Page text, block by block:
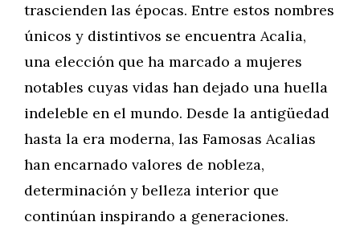
trascienden las épocas. Entre estos nombres
únicos y distintivos se encuentra Acalia,
una elección que ha marcado a mujeres
notables cuyas vidas han dejado una huella
indeleble en el mundo. Desde la antigüedad
hasta la era moderna, las Famosas Acalias
han encarnado valores de nobleza,
determinación y belleza interior que
continúan inspirando a generaciones.